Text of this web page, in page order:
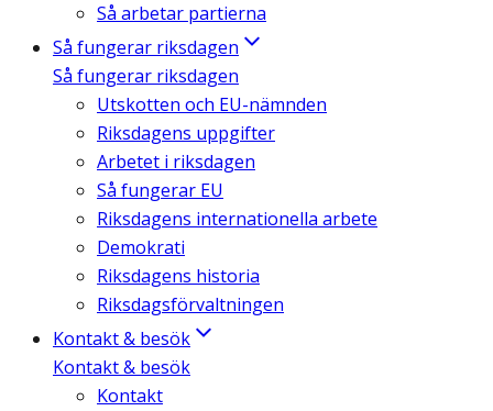
Så arbetar partierna
Så fungerar riksdagen
Så fungerar riksdagen
Utskotten och EU-nämnden
Riksdagens uppgifter
Arbetet i riksdagen
Så fungerar EU
Riksdagens internationella arbete
Demokrati
Riksdagens historia
Riksdagsförvaltningen
Kontakt & besök
Kontakt & besök
Kontakt